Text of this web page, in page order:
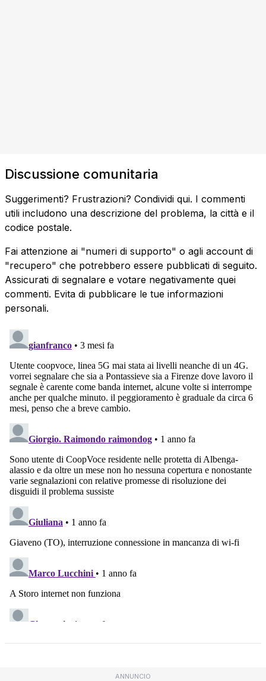
Discussione comunitaria
Suggerimenti? Frustrazioni? Condividi qui. I commenti
utili includono una descrizione del problema, la città e il
codice postale.
Fai attenzione ai "numeri di supporto" o agli account di
"recupero" che potrebbero essere pubblicati di seguito.
Assicurati di segnalare e votare negativamente quei
commenti. Evita di pubblicare le tue informazioni
personali.
ANNUNCIO